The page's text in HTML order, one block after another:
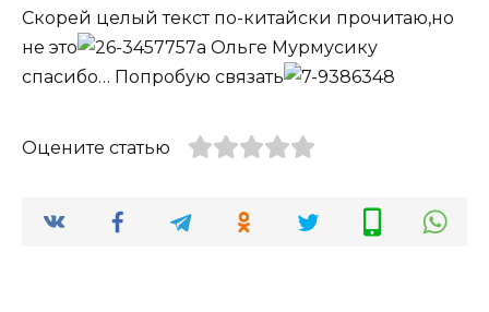
Скорей целый текст по-китайски прочитаю,но
не это
а Ольге Мурмусику
спасибо… Попробую связать
Оцените статью